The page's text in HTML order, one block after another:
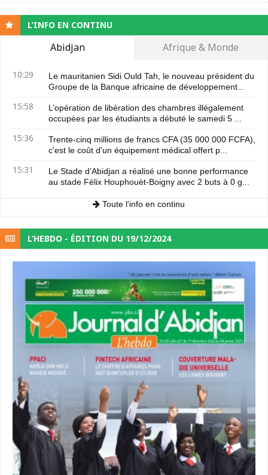
L’INFO EN CONTINU
Abidjan Afrique & Monde
10:29
Le mauritanien Sidi Ould Tah, le nouveau président du
Groupe de la Banque africaine de développement...
15:58
L’opération de libération des chambres illégalement
occupées par les étudiants a débuté le samedi 5 ...
15:36
Trente-cinq millions de francs CFA (35 000 000 FCFA),
c'est le coût d'un équipement médical offert p...
15:31
Le Stade d’Abidjan a réalisé une bonne performance
au stade Félix Houphouët-Boigny avec 2 buts à 0 g...
Toute l'info en continu
L’HEBDO - ÉDITION DU 19/12/2024